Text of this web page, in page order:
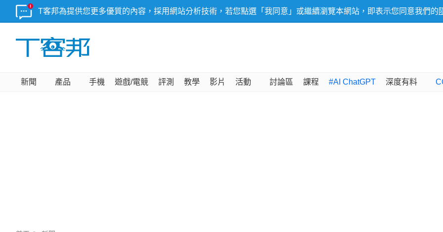
T客邦為提供您更多優質的內容，採用網站分析技術，若您點選「我同意」或繼續瀏覽本網站，即表示您同意我們的
新聞 產品 手機 遊戲/電競 評測 教學 影片 活動 討論區 課程 #AI ChatGPT 深度有料